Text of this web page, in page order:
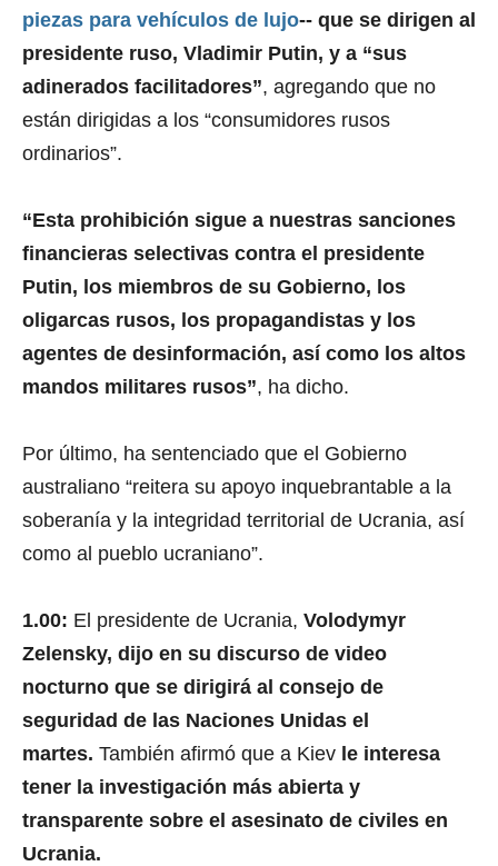
piezas para vehículos de lujo -- que se dirigen al
presidente ruso, Vladimir Putin, y a “sus
adinerados facilitadores” , agregando que no
están dirigidas a los “consumidores rusos
ordinarios”.
“Esta prohibición sigue a nuestras sanciones
financieras selectivas contra el presidente
Putin, los miembros de su Gobierno, los
oligarcas rusos, los propagandistas y los
agentes de desinformación, así como los altos
mandos militares rusos” , ha dicho.
Por último, ha sentenciado que el Gobierno
australiano “reitera su apoyo inquebrantable a la
soberanía y la integridad territorial de Ucrania, así
como al pueblo ucraniano”.
1.00: El presidente de Ucrania, Volodymyr
Zelensky, dijo en su discurso de video
nocturno que se dirigirá al consejo de
seguridad de las Naciones Unidas el
martes. También afirmó que a Kiev le interesa
tener la investigación más abierta y
transparente sobre el asesinato de civiles en
Ucrania.